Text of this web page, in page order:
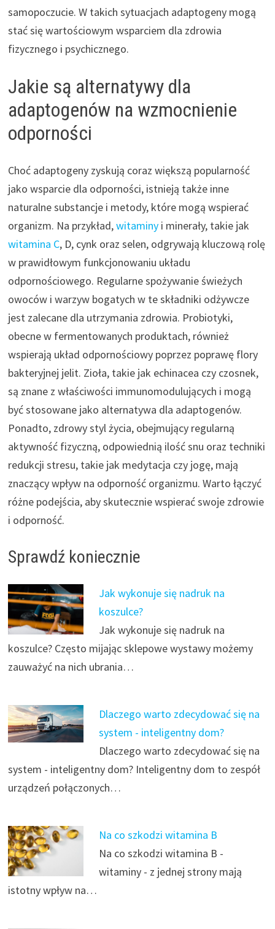
samopoczucie. W takich sytuacjach adaptogeny mogą
stać się wartościowym wsparciem dla zdrowia
fizycznego i psychicznego.
Jakie są alternatywy dla
adaptogenów na wzmocnienie
odporności
Choć adaptogeny zyskują coraz większą popularność
jako wsparcie dla odporności, istnieją także inne
naturalne substancje i metody, które mogą wspierać
organizm. Na przykład,witaminyi minerały, takie jak
witamina C, D, cynk oraz selen, odgrywają kluczową rolę
w prawidłowym funkcjonowaniu układu
odpornościowego. Regularne spożywanie świeżych
owoców i warzyw bogatych w te składniki odżywcze
jest zalecane dla utrzymania zdrowia. Probiotyki,
obecne w fermentowanych produktach, również
wspierają układ odpornościowy poprzez poprawę flory
bakteryjnej jelit. Zioła, takie jak echinacea czy czosnek,
są znane z właściwości immunomodulujących i mogą
być stosowane jako alternatywa dla adaptogenów.
Ponadto, zdrowy styl życia, obejmujący regularną
aktywność fizyczną, odpowiednią ilość snu oraz techniki
redukcji stresu, takie jak medytacja czy jogę, mają
znaczący wpływ na odporność organizmu. Warto łączyć
różne podejścia, aby skutecznie wspierać swoje zdrowie
i odporność.
Sprawdź koniecznie
Jak wykonuje się nadruk na
koszulce?
Jak wykonuje się nadruk na
koszulce? Często mijając sklepowe wystawy możemy
zauważyć na nich ubrania…
Dlaczego warto zdecydować się na
system - inteligentny dom?
Dlaczego warto zdecydować się na
system - inteligentny dom? Inteligentny dom to zespół
urządzeń połączonych…
Na co szkodzi witamina B
Na co szkodzi witamina B -
witaminy - z jednej strony mają
istotny wpływ na…